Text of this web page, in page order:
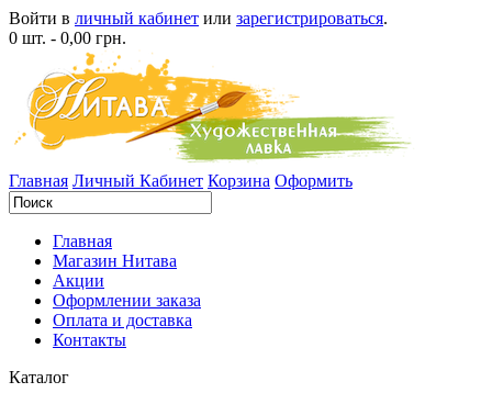
Войти в личный кабинет или зарегистрироваться.
0 шт. - 0,00 грн.
Главная Личный Кабинет Корзина Оформить
Главная
Магазин Нитава
Акции
Оформлении заказа
Оплата и доставка
Контакты
Каталог